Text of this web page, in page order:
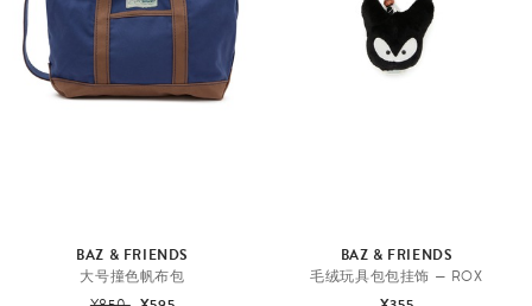
BAZ & FRIENDS
大号撞色帆布包
BAZ & FRIENDS
毛绒玩具包包挂饰 — ROX